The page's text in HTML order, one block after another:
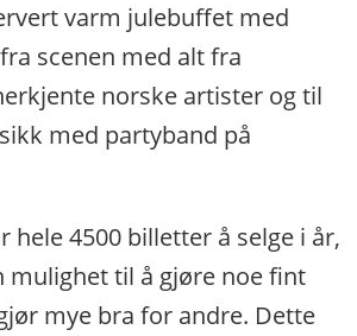
varm julebuffet med
scenen med alt fra
norske artister og til
med partyband på
hele 4500 billetter å selge i år,
mulighet til å gjøre noe fint
mye bra for andre. Dette